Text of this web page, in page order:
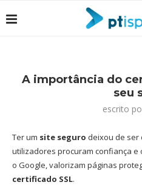
A importância do
seu
escrito
Ter um site seguro deixou de ser
utilizadores procuram confiança e
o Google, valorizam páginas
certificado SSL.